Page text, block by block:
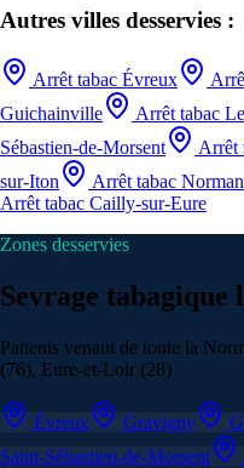
Autres villes desservies :
Arrêt tabac Évreux
Guichainville
Arrêt tabac
Sébastien-de-Morsent
Arrêt
sur-Iton
Arrêt tabac
Arrêt tabac Cailly-sur-Eure
Zones desservies
Sevrage
Patients venant de toute la
(76), Eure-et-Loir (28)
Évreux Gravigny
Saint-Sébastien-de-Morsent